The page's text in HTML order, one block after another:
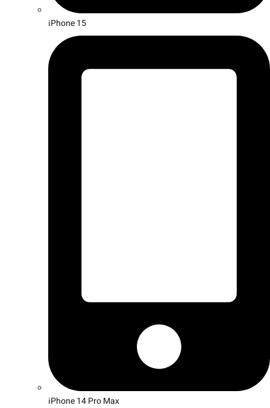
iPhone 15
iPhone 14 Pro Max